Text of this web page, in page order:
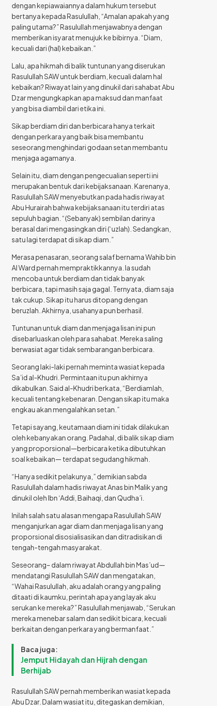
dengan kepiawaiannya dalam hukum tersebut
bertanya kepada Rasulullah, “Amalan apakah yang
paling utama?” Rasulullah menjawabnya dengan
memberikan isyarat menujuk ke bibirnya. “Diam,
kecuali dari (hal) kebaikan.”
Lalu, apa hikmah di balik tuntunan yang diserukan
Rasulullah SAW untuk berdiam, kecuali dalam hal
kebaikan? Riwayat lain yang dinukil dari sahabat Abu
Dzar mengungkapkan apa maksud dan manfaat
yang bisa diambil dari etika ini.
Sikap berdiam diri dan berbicara hanya terkait
dengan perkara yang baik bisa membantu
seseorang menghindari godaan setan membantu
menjaga agamanya.
Selain itu, diam dengan pengecualian seperti ini
merupakan bentuk dari kebijaksanaan. Karenanya,
Rasulullah SAW menyebutkan pada hadis riwayat
Abu Hurairah bahwa kebijaksanaan itu terdiri atas
sepuluh bagian. “(Sebanyak) sembilan darinya
berasal dari mengasingkan diri (‘uzlah). Sedangkan,
satu lagi terdapat di sikap diam.”
Merasa penasaran, seorang salaf bernama Wahib bin
Al Ward pernah mempraktikkannya. Ia sudah
mencoba untuk berdiam dan tidak banyak
berbicara, tapi masih saja gagal. Ternyata, diam saja
tak cukup. Sikap itu harus ditopang dengan
beruzlah. Akhirnya, usahanya pun berhasil.
Tuntunan untuk diam dan menjaga lisan ini pun
disebarluaskan oleh para sahabat. Mereka saling
berwasiat agar tidak sembarangan berbicara.
Seorang laki-laki pernah meminta wasiat kepada
Sa’id al-Khudri. Permintaan itu pun akhirnya
dikabulkan. Said al-Khudri berkata, “Berdiamlah,
kecuali tentang kebenaran. Dengan sikap itu maka
engkau akan mengalahkan setan.”
Tetapi sayang, keutamaan diam ini tidak dilakukan
oleh kebanyakan orang. Padahal, di balik sikap diam
yang proporsional—berbicara ketika dibutuhkan
soal kebaikan— terdapat segudang hikmah.
“Hanya sedikit pelakunya,” demikian sabda
Rasulullah dalam hadis riwayat Anas bin Malik yang
dinukil oleh Ibn ‘Addi, Baihaqi, dan Qudha’i.
Inilah salah satu alasan mengapa Rasulullah SAW
menganjurkan agar diam dan menjaga lisan yang
proporsional disosialisasikan dan ditradisikan di
tengah-tengah masyarakat.
Seseorang– dalam riwayat Abdullah bin Mas’ud—
mendatangi Rasulullah SAW dan mengatakan,
“Wahai Rasulullah, aku adalah orang yang paling
ditaati di kaumku, perintah apa yang layak aku
serukan ke mereka?” Rasulullah menjawab, “Serukan
mereka menebar salam dan sedikit bicara, kecuali
berkaitan dengan perkara yang bermanfaat.”
Baca juga:
Jemput Hidayah dan Hijrah dengan
Berhijab
Rasulullah SAW pernah memberikan wasiat kepada
Abu Dzar. Dalam wasiat itu, ditegaskan demikian,